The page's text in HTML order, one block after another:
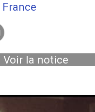
France
Voir la notice